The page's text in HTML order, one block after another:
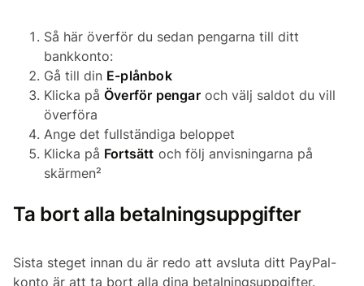
Så här överför du sedan pengarna till ditt
bankkonto:
Gå till din E-plånbok
Klicka på Överför pengaroch välj saldot du vill
överföra
Ange det fullständiga beloppet
Klicka på Fortsätt och följ anvisningarna på
skärmen²
Ta bort alla betalningsuppgifter
Sista steget innan du är redo att avsluta ditt PayPal-
konto är att ta bort alla dina betalningsuppgifter.